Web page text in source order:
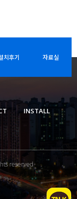
치후기 자료실
INSTALL
reserved